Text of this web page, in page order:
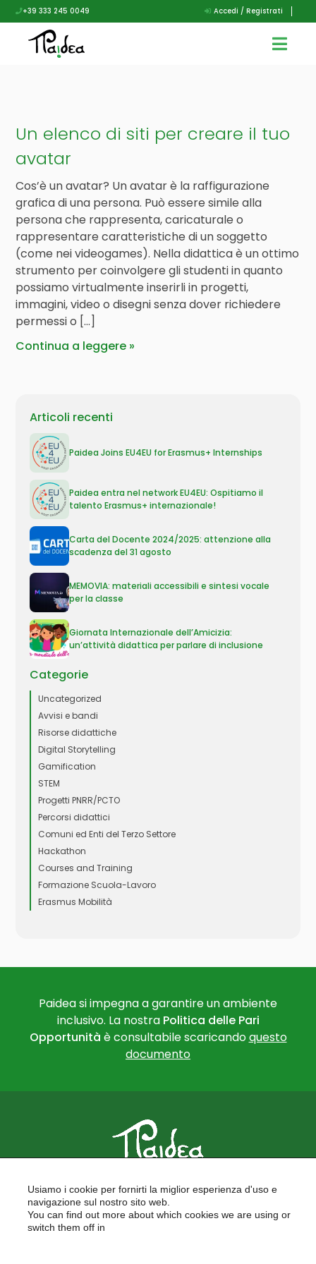
+39 333 245 0049 Accedi / Registrati
Un elenco di siti per creare il tuo
avatar
Cos’è un avatar? Un avatar è la raffigurazione
grafica di una persona. Può essere simile alla
persona che rappresenta, caricaturale o
rappresentare caratteristiche di un soggetto
(come nei videogames). Nella didattica è un ottimo
strumento per coinvolgere gli studenti in quanto
possiamo virtualmente inserirli in progetti,
immagini, video o disegni senza dover richiedere
permessi o […]
Continua a leggere
Articoli recenti
Paidea Joins EU4EU for Erasmus+ Internships
Paidea entra nel network EU4EU: Ospitiamo il
talento Erasmus+ internazionale!
Carta del Docente 2024/2025: attenzione alla
scadenza del 31 agosto
MEMOVIA: materiali accessibili e sintesi vocale
per la classe
Giornata Internazionale dell’Amicizia:
un’attività didattica per parlare di inclusione
Categorie
Uncategorized
Avvisi e bandi
Risorse didattiche
Digital Storytelling
Gamification
STEM
Progetti PNRR/PCTO
Percorsi didattici
Comuni ed Enti del Terzo Settore
Hackathon
Courses and Training
Formazione Scuola-Lavoro
Erasmus Mobilità
Paidea si impegna a garantire un ambiente
inclusivo. La nostra Politica delle Pari
Opportunità è consultabile scaricandoquesto
documento
FORMAZIONE PER LE SCUOLE
FORMAZIONE PROFESSIONALE
PROGETTI EUROPEI
Usiamo i cookie per fornirti la miglior esperienza d'uso e
navigazione sul nostro sito web.
You can find out more about which cookies we are using or
switch them off in